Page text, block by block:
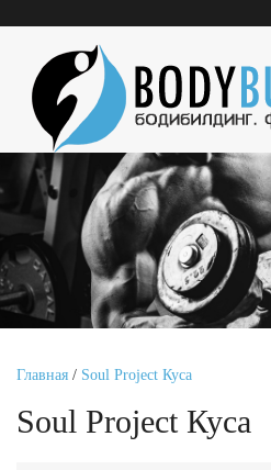
Главная / Soul Project Куса
Soul Project Куса